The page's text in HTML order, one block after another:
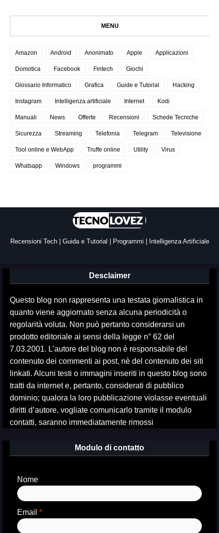
MENU
Amazon Android Anonimato Apple Applicazioni
Domotica Facebook Fintech Giochi
Glossario Informatico Grafica Guide e Tutorial Hacking
Instagram Intelligenza artificiale Internet Kodi
Manuali News Offerte Recensioni Schede Tecniche
Sicurezza Streaming Telefonia Telegram Televisione
Tool online e WebApp Truffe online Utility Virus
Whatsapp Windows programmi
Recensioni Tech | Guida e Tutorial | Programmi | Intelligenza Artificiale
Desclaimer
Questo blog non rappresenta una testata giornalistica in
quanto viene aggiornato senza alcuna periodicità o
regolarità voluta. Non può pertanto considerarsi un
prodotto editoriale ai sensi della legge n° 62 del
7.03.2001. L’autore del blog non è responsabile del
contenuto dei commenti ai post, nè del contenuto dei siti
linkati. Alcuni testi o immagini inseriti in questo blog sono
tratti da internet e, pertanto, considerati di pubblico
dominio; qualora la loro pubblicazione violasse eventuali
diritti d’autore, vogliate comunicarlo tramite il modulo
contatti, saranno immediatamente rimossi
Modulo di contatto
Nome
Email *